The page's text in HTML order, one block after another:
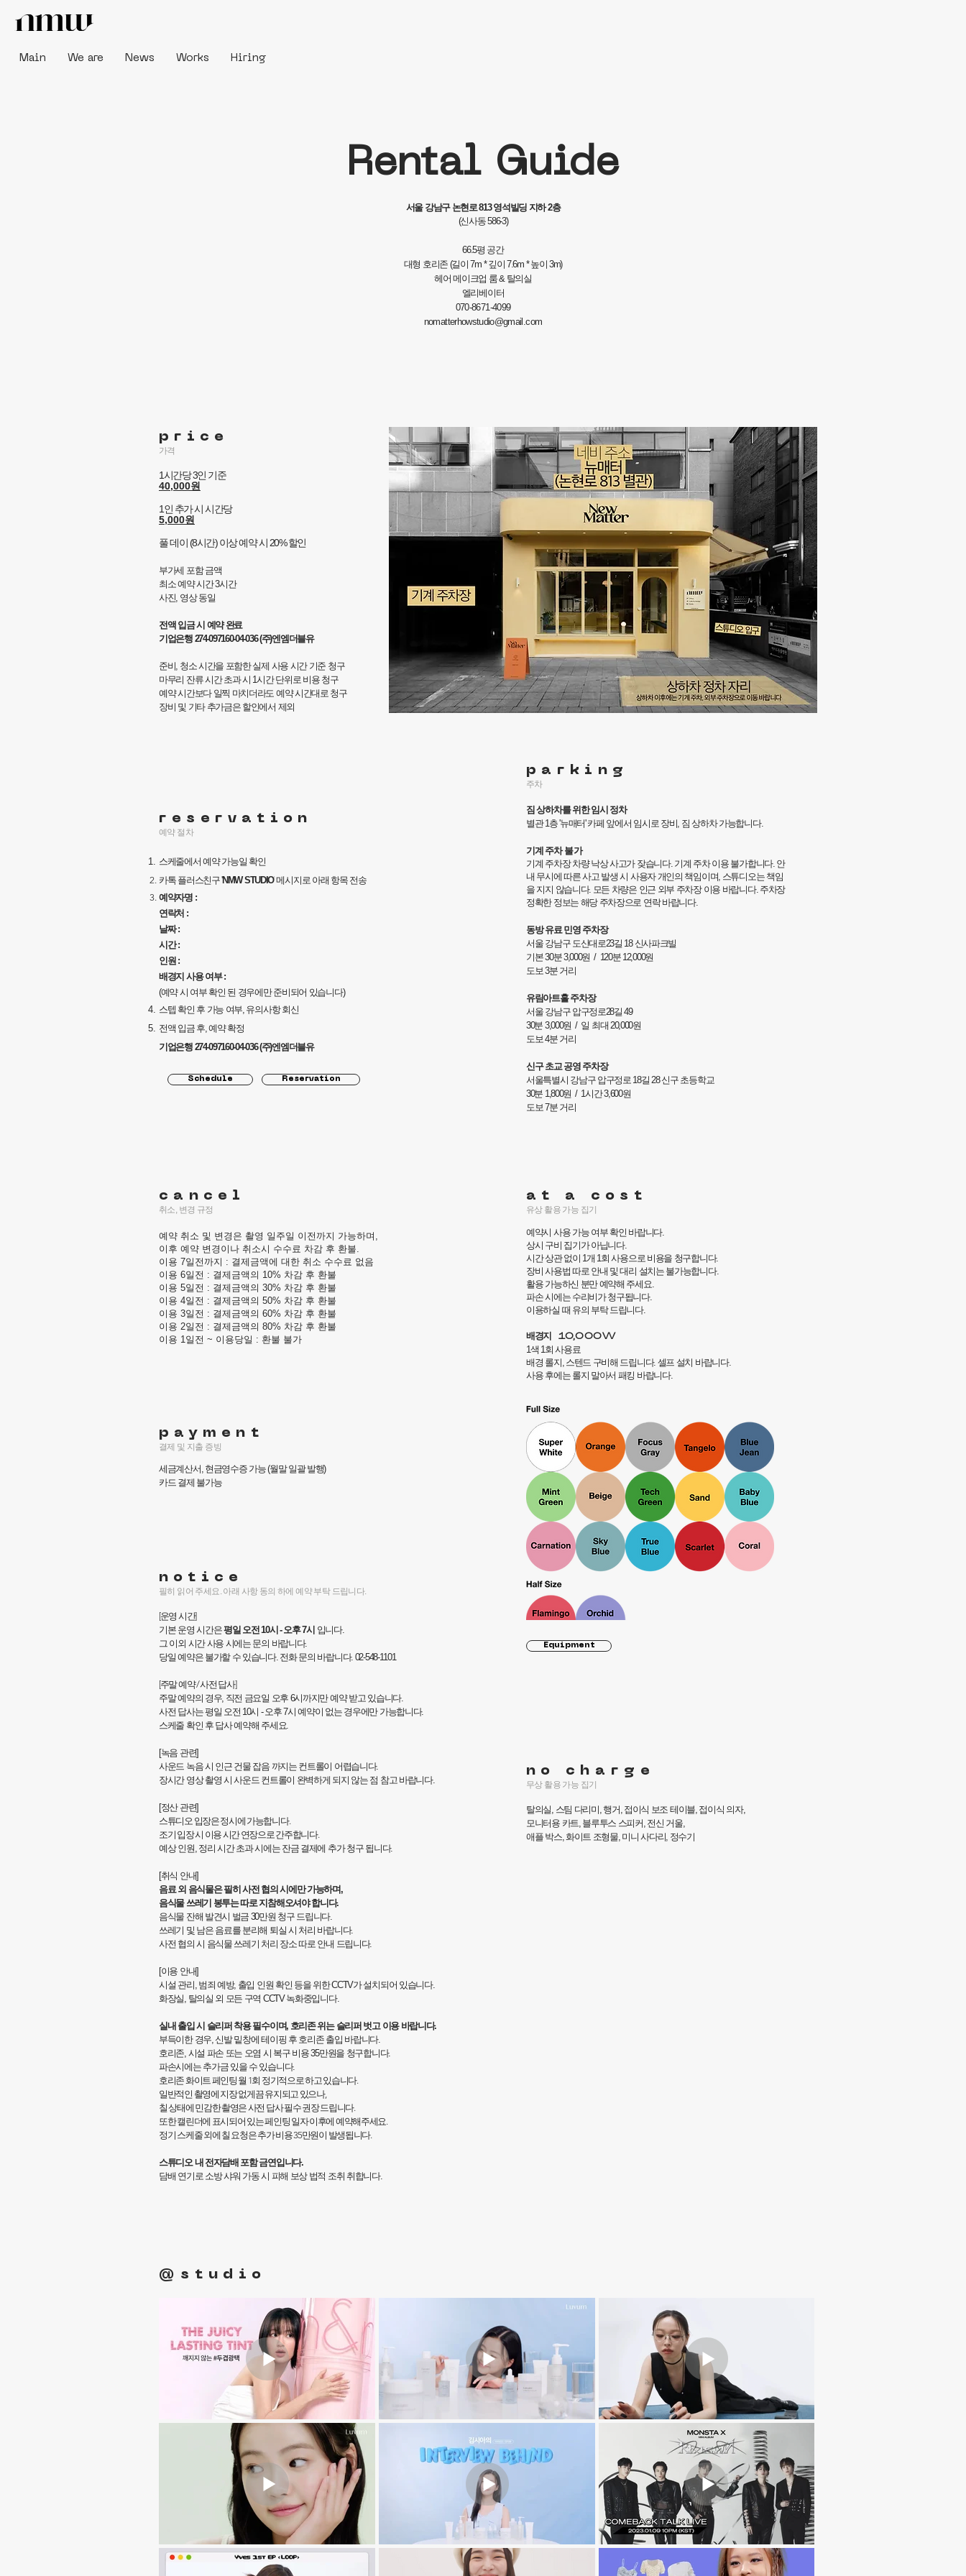
Main We are News Works Hiring
Rental Guide
서울 강남구 논현로 813 영석빌딩 지하 2층
(신사동 586-3)
66.5평 공간
대형 호리존 (길이 7m * 깊이 7.6m * 높이 3m)
헤어 메이크업 룸 & 탈의실
엘리베이터
070-8671-4099
nomatterhowstudio@gmail.com
price
가격
1시간당 3인 기준
40,000원
1인 추가 시 시간당
5,000원
풀 데이 (8시간) 이상 예약 시 20% 할인
부가세 포함 금액
최소 예약시간 3시간
사진, 영상 동일
전액 입금 시 예약 완료
기업은행 274-097160-04-036 (주)엔엠더블유
준비, 청소 시간을 포함한 실제 사용 시간 기준 청구
마무리 잔류 시간 초과 시 1시간 단위로 비용 청구
예약 시간보다 일찍 마치더라도 예약 시간대로 청구
장비 및 기타 추가금은 할인에서 제외
reservation
예약 절차
스케줄에서 예약 가능일 확인
카톡 플러스친구 'NMW STUDIO 메시지로 아래 항목 전송
예약자명 :
연락처 :
날짜 :
시간 :
인원 :
배경지 사용 여부 :
(예약 시 여부 확인 된 경우에만 준비되어 있습니다)
스텝 확인 후 가능 여부, 유의사항 회신
전액 입금 후, 예약 확정
기업은행 274-097160-04-036 (주)엔엠더블유
Schedule Reservation
parking
주차
짐 상하차를 위한 임시 정차
별관 1층 '뉴매터' 카페 앞에서 임시로 장비, 짐 상하차 가능합니다.
기계 주차불가
기계 주차장 차량 낙상 사고가 잦습니다. 기계 주차 이용 불가합니다. 안
내 무시에 따른 사고 발생 시 사용자 개인의 책임이며, 스튜디오는 책임
을 지지 않습니다. 모든 차량은 인근 외부 주차장 이용 바랍니다. 주차장
정확한 정보는 해당 주차장으로 연락 바랍니다.
동방 유료 민영 주차장
서울 강남구 도산대로23길 18 신사파크빌
기본 30분 3,000원 / 120분 12,000원
도보 3분 거리
유림아트홀 주차장
서울 강남구 압구정로28길 49
30분 3,000원 / 일 최대 20,000원
도보 4분 거리
신구 초교 공영 주차장
서울특별시 강남구 압구정로 18길 28 신구 초등학교
30분 1,800원 / 1시간 3,600원
도보 7분 거리
cancel
취소, 변경 규정
예약 취소 및 변경은 촬영 일주일 이전까지 가능하며,
이후 예약 변경이나 취소시 수수료 차감 후 환불.
이용 7일전까지 : 결제금액에 대한 취소 수수료 없음
이용 6일전 : 결제금액의 10% 차감 후 환불
이용 5일전 : 결제금액의 30% 차감 후 환불
이용 4일전 : 결제금액의 50% 차감 후 환불
이용 3일전 : 결제금액의 60% 차감 후 환불
이용 2일전 : 결제금액의 80% 차감 후 환불
이용 1일전 ~ 이용당일 : 환불 불가
payment
결제 및 ​지출 증빙
세금계산서, 현금영수증 가능 (월말 일괄 발행)
카드 결제 불가능
notice
필히 읽어 주세요. 아래 사항 동의 하에 예약 부탁 드립니다.
[운영 시간]
기본 운영 시간은평일 오전 10시 - 오후 7시 입니다.
그 이외 시간 사용 시에는 문의 바랍니다.
당일 예약은 불가할 수 있습니다. 전화 문의 바랍니다. 02-548-1101
[주말 예약 / 사전 답사]
​주말 예약의 경우, 직전 금요일 오후 6시까지만 예약 받고 있습니다.
사전 답사는 평일 오전 10시 - 오후 7시 예약이 없는 경우에만 가능합니다.
스케줄 확인 후 답사 예약해 주세요.
[녹음 관련]
사운드 녹음 시 인근 건물 잡음 까지는 컨트롤이 어렵습니다.
장시간 영상 촬영 시 사운드 컨트롤이 완벽하게 되지 않는 점 참고 바랍니다.
[정산 관련]
스튜디오 입장은 정시에 가능합니다.
조기 입장 시 이용 시간 연장으로 간주합니다.
예상 인원, 정리 시간 초과 시에는 잔금 결제에 추가 청구 됩니다.
[취식 안내]
음료 외 음식물은 필히 사전 협의 시에만 가능하며,
음식물 쓰레기 봉투는 따로 지참해오셔야 합니다.
음식물 잔해 발견시 벌금 30만원 청구 드립니다.
​쓰레기 및 남은 음료를 분리해 퇴실 시 처리 바랍니다.
사전 협의 시 음식물 쓰레기 처리 장소 따로 안내 드립니다.
[이용 안내]
시설 관리, 범죄 예방, 출입 인원 확인 등을 위한 CCTV가 설치되어 있습니다.
화장실, 탈의실 외 모든 구역 CCTV 녹화중입니다.
실내 출입 시 슬리퍼 착용 필수이며, 호리존 위는 슬리퍼 벗고 이용 바랍니다.
부득이한 경우, 신발 밑창에 테이핑 후 호리존 출입 바랍니다.
호리존, 시설 파손 또는 오염 시 복구 비용 35만원을 청구합니다.
파손시에는 추가금 있을 수 있습니다.
호리존 화이트 페인팅 월 1회 정기적으로 하고 있습니다.
일반적인 촬영에 지장 없게끔 유지되고 있으나,
칠 상태에 민감한 촬영은 사전 답사 필수 권장 드립니다.
또한 캘린더에 표시되어 있는 페인팅 일자 이후에 예약해주세요.
정기 스케줄 외에 칠 요청은 추가 비용 35만원이 발생됩니다.
스튜디오 내 전자담배 포함 금연입니다.
담배 연기로 소방 샤워 가동 시 피해 보상 법적 조취 취합니다.
at a cost
유상 활용 가능 집기
예약시 사용 가능 여부 확인 바랍니다.
상시 구비 집기가 아닙니다.
시간 상관 없이 1개 1회 사용으로 비용을 청구합니다.
장비 사용법 따로 안내 및 대리 설치는 불가능합니다.
활용 가능하신 분만 예약해 주세요.
파손 시에는 수리비가 청구됩니다.
이용하실 때 유의 부탁 드립니다.
배경지 10,000W
1색 1회 사용료
배경 롤지, 스텐드 구비해 드립니다. 셀프 설치 바랍니다.
사용 후에는 롤지 말아서 패킹 바랍니다.
Equipment
no charge
무상 활용 가능 집기
탈의실, 스팀 다리미, 행거, 접이식 보조 테이블, 접이식 의자,
모니터용 카트, 블루투스 스피커, 전신 거울,​
애플 박스, 화이트 조형물, 미니 사다리​, 정수기
@studio